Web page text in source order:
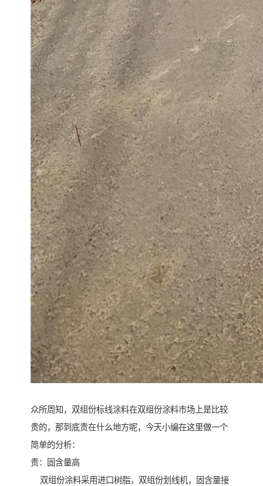
众所周知，双组份标线涂料在双组份涂料市场上是比较
贵的，那到底贵在什么地方呢，今天小编在这里做一个
简单的分析：
贵：固含量高
双组份涂料采用进口树脂，双组份划线机，固含量接